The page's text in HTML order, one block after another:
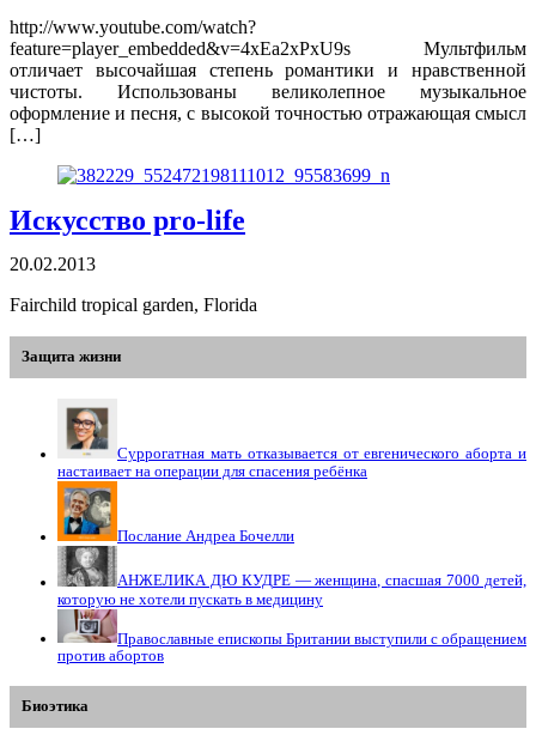
http://www.youtube.com/watch?
feature=player_embedded&v=4xEa2xPxU9s Мультфильм
отличает высочайшая степень романтики и нравственной
чистоты. Использованы великолепное музыкальное
оформление и песня, с высокой точностью отражающая смысл
[…]
Искусство pro-life
20.02.2013
Fairchild tropical garden, Florida
Защита жизни
Суррогатная мать отказывается от евгенического аборта и
настаивает на операции для спасения ребёнка
Послание Андреа Бочелли
АНЖЕЛИКА ДЮ КУДРЕ — женщина, спасшая 7000 детей,
которую не хотели пускать в медицину
Православные епископы Британии выступили с обращением
против абортов
Биоэтика